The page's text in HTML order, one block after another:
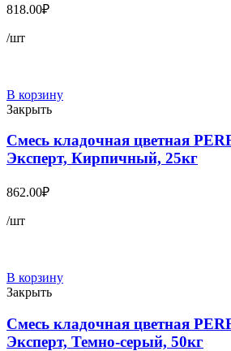
818.00₽
/шт
В корзину
Закрыть
Смесь кладочная цветная
Эксперт, Кирпичный, 25кг
862.00₽
/шт
В корзину
Закрыть
Смесь кладочная цветная
Эксперт, Темно-серый, 50кг